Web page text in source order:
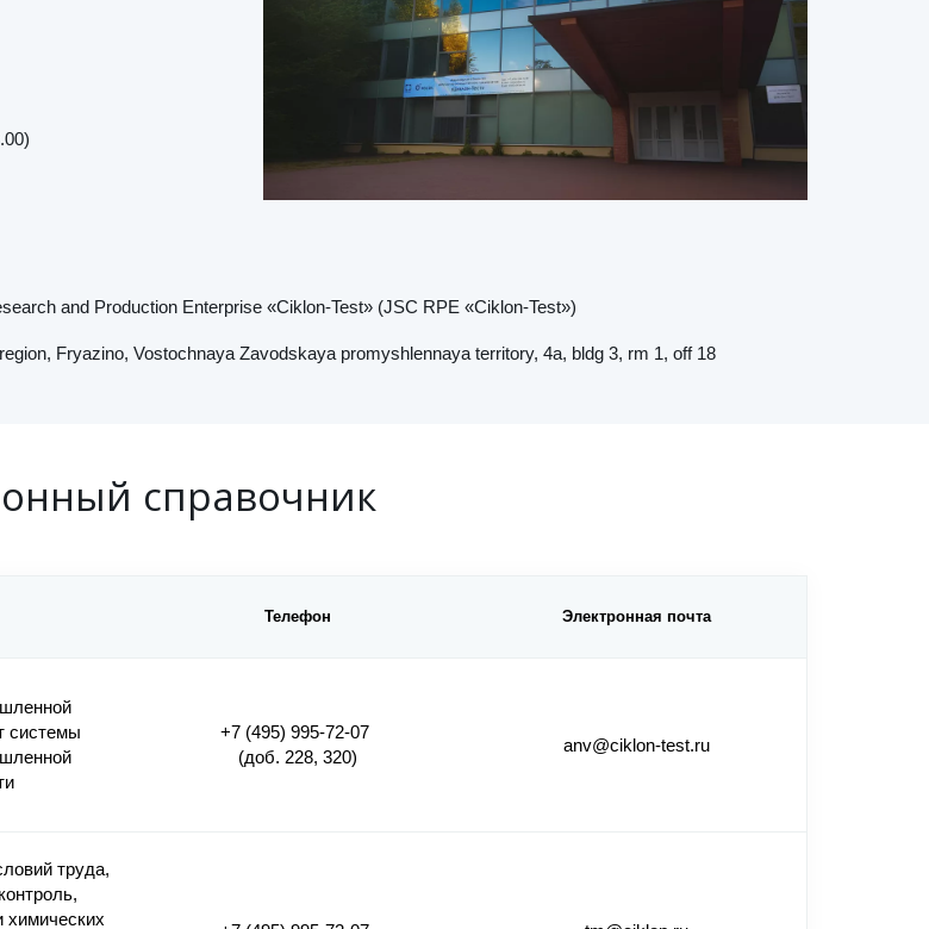
and Production Enterprise «Ciklon-Test» (JSC RPE «Ciklon-Test»)
Fryazino, Vostochnaya Zavodskaya promyshlennaya territory, 4a, bldg 3, rm 1, off 18
справочник
Телефон Электронная почта
системы
+7 (495) 995-72-07
(доб. 228, 320)
anv@ciklon-test.ru
труда,
химических